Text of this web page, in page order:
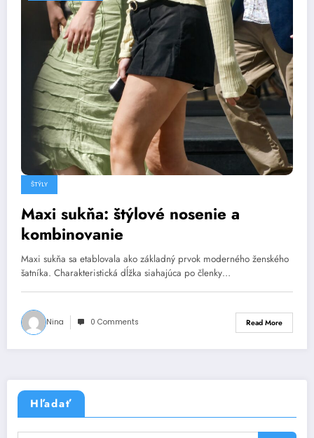
ŠTÝLY
Maxi sukňa: štýlové nosenie a
kombinovanie
Maxi sukňa sa etablovala ako základný prvok moderného ženského
šatníka. Charakteristická dĺžka siahajúca po členky…
Nina 0 Comments Read More
Hľadať